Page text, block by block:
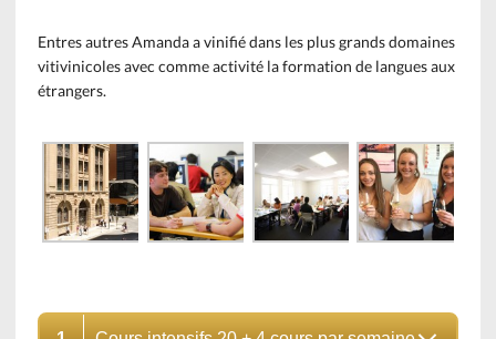
Entres autres Amanda a vinifié dans les plus grands domaines
vitivinicoles avec comme activité la formation de langues aux
étrangers.